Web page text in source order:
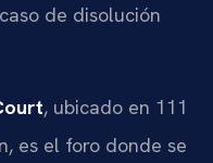
de disolución
, ubicado en 111
es el foro donde se